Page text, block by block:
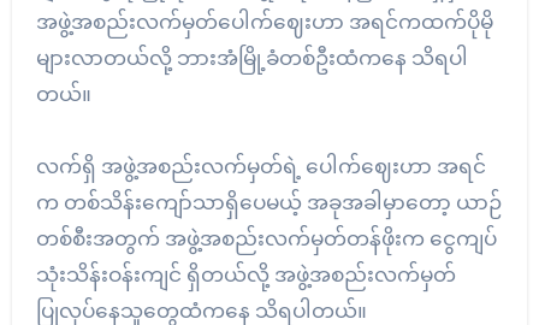
အဖွဲ့အစည်းလက်မှတ်ပေါက်ဈေးဟာ အရင်ကထက်ပိုမို
များလာတယ်လို့ ဘားအံမြို့ခံတစ်ဦးထံကနေ သိရပါ
တယ်။
လက်ရှိ အဖွဲ့အစည်းလက်မှတ်ရဲ့ ပေါက်ဈေးဟာ အရင်
က တစ်သိန်းကျော်သာရှိပေမယ့် အခုအခါမှာတော့ ယာဉ်
တစ်စီးအတွက် အဖွဲ့အစည်းလက်မှတ်တန်ဖိုးက ငွေကျပ်
သုံးသိန်းဝန်းကျင် ရှိတယ်လို့ အဖွဲ့အစည်းလက်မှတ်
ပြုလုပ်နေသူတွေထံကနေ သိရပါတယ်။